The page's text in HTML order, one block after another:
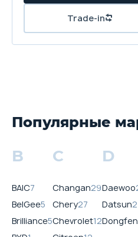
Иммобилайзер
Противоугонная
Trade-in
Популярные
B
BAIC7
BelGee5
Brilliance5
C
Changan29
Chery27
Chevrolet12
D
Daewoo
Datsun2